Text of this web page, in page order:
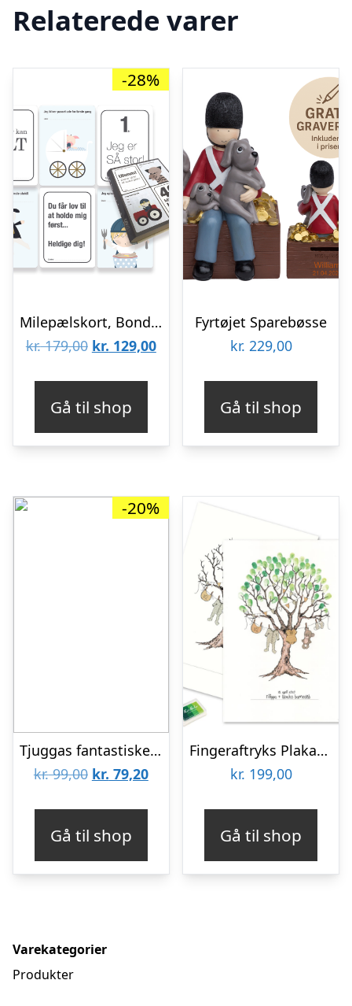
Relaterede varer
-28%
Milepælskort, Bondegård
kr.179,00 Den
kr. 179,00.
kr. 129,00Den
kr. 129,00.
Gå til shop
Fyrtøjet Sparebøsse
kr. 229,00
Gå til shop
-20%
Tjuggas fantastiske malebog
kr.99,00 Den
kr. 99,00.
kr. 79,20Den
kr. 79,20.
Gå til shop
Fingeraftryks Plakat – Barnedåbstræ, Grøn
kr. 199,00
Gå til shop
Varekategorier
Produkter